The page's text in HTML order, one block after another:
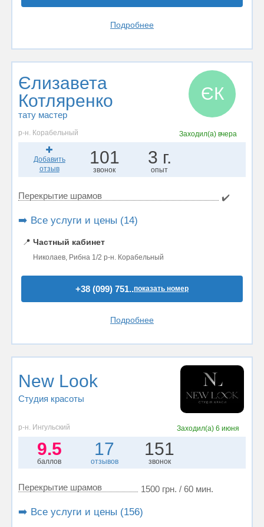
Подробнее
Єлизавета
Котляренко
тату мастер
ЄК
р-н. Корабельный Заходил(а) вчера
Добавить
отзыв
101
звонок
3 г.
опыт
Перекрытие шрамов ✔️
➡️ Все услуги и цены (14)
📍 Частный кабинет
Николаев, Рибна 1/2 р-н. Корабельный
+38 (099) 751..показать номер
Подробнее
New Look
Студия красоты
р-н. Ингульский Заходил(а) 6 июня
9.5
баллов
17
отзывов
151
звонок
Перекрытие шрамов 1500 грн. / 60 мин.
➡️ Все услуги и цены (156)